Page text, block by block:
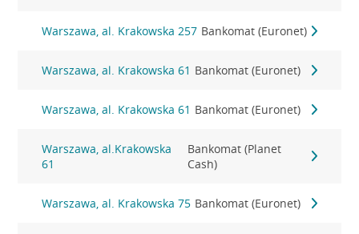
Warszawa, al. Krakowska 257 Bankomat (Euronet)
Warszawa, al. Krakowska 61 Bankomat (Euronet)
Warszawa, al. Krakowska 61 Bankomat (Euronet)
Warszawa, al.Krakowska
61
Bankomat (Planet
Cash)
Warszawa, al. Krakowska 75 Bankomat (Euronet)